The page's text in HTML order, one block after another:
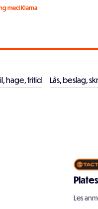
med Klarna
hage, fritid Lås, beslag,
Les